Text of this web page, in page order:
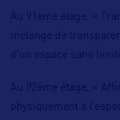
Au 91ème étage, «
mélange de
d’un espace sans
Au 92ème étage, «
physiquement à